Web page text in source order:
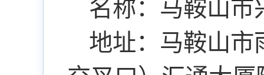
名称：马鞍山市
地址：马鞍山市